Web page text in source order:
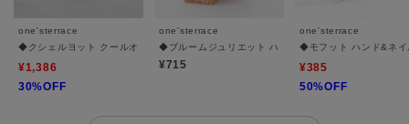
one'sterrace
◆クシェルヨット クールオードトワレ
¥1,386
30%OFF
one'sterrace
◆ブルームジュリエット ハンドクリーム
¥715
one'sterrace
◆モフット ハンド&ネイ
¥385
50%OFF